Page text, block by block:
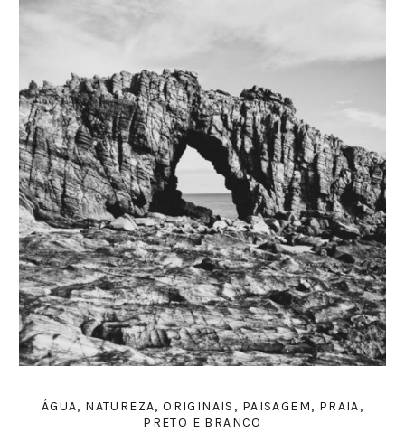
ÁGUA, NATUREZA,ORIGINAIS , PAISAGEM, PRAIA,
PRETO E BRANCO